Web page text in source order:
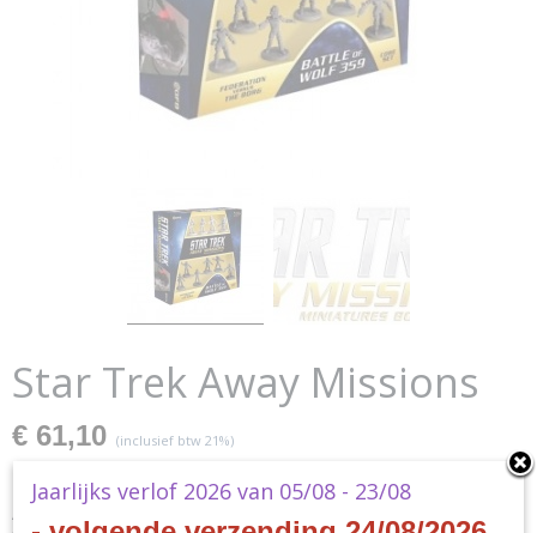
Star Trek Away Missions
€ 61,10 (inclusief btw 21%)
Op voorraad
Aantal
Jaarlijks verlof 2026 van 05/08 - 23/08